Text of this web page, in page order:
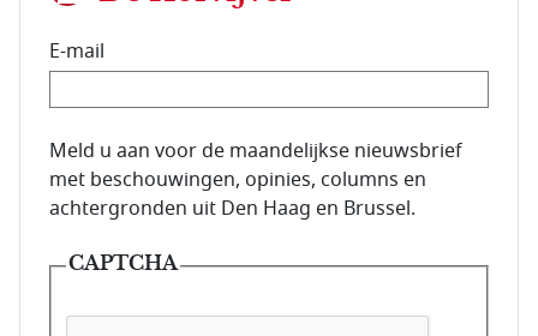
E-mail
E-mailadres van de abonnee.
Meld u aan voor de maandelijkse nieuwsbrief
met beschouwingen, opinies, columns en
achtergronden uit Den Haag en Brussel.
CAPTCHA